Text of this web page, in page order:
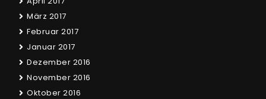
März 2017
Februar 2017
Januar 2017
Dezember 2016
November 2016
Oktober 2016